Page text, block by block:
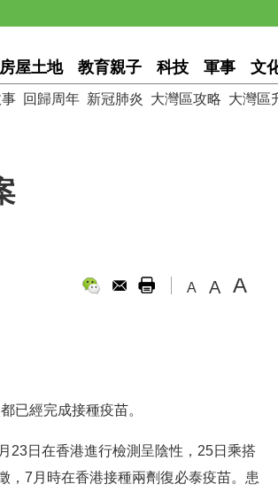
房屋土地 教育親子 科技 軍事 文
回歸周年 新冠肺炎 大灣區攻略 大灣區
A A A
已經完成接種疫苗。
23日在香港進行檢測呈陰性，25日乘搭
，7月時在香港接種兩劑復必泰疫苗。患